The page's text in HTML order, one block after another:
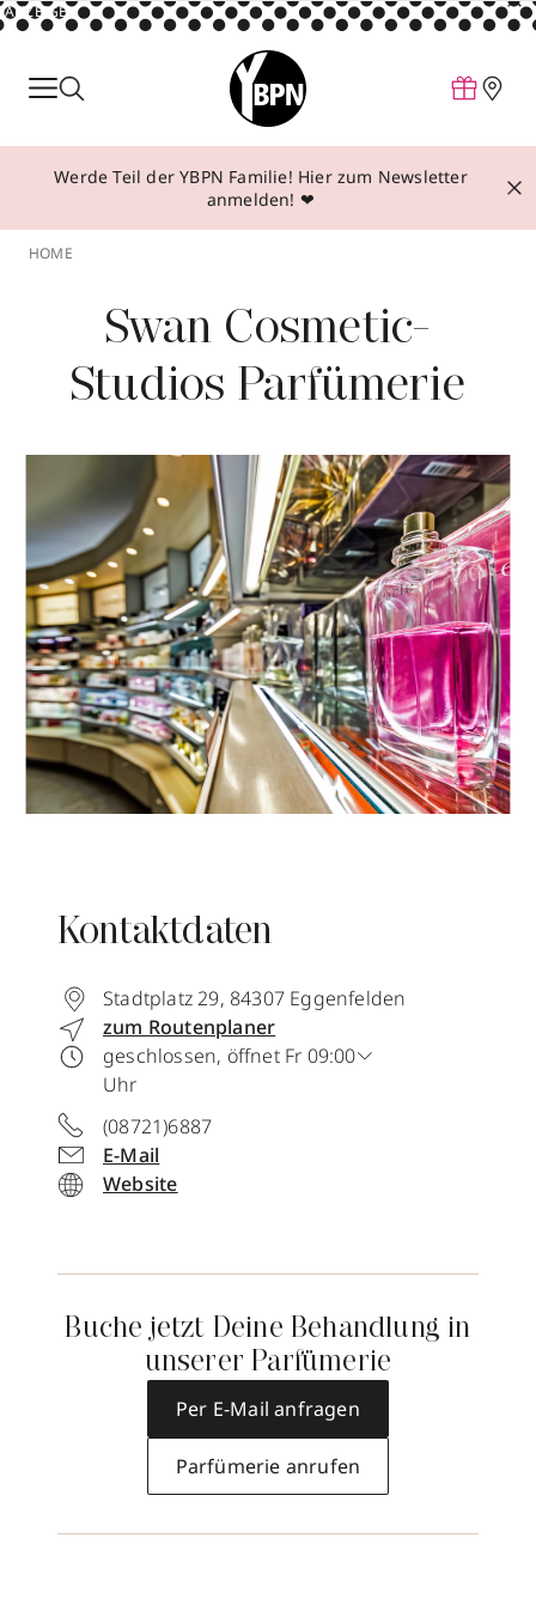
ANZEIGE
Parfum
Make-up
Behandlungen
Über YBPN
Aktionen
Werde Teil der YBPN Familie! Hier zum Newsletter
anmelden! ❤
HOME
Swan Cosmetic-
Studios Parfümerie
Kontaktdaten
Stadtplatz 29, 84307 Eggenfelden
zum Routenplaner
geschlossen, öffnet Fr 09:00
Uhr
(08721)6887
E-Mail
Website
Buche jetzt Deine Behandlung in
unserer Parfümerie
Per E-Mail anfragen
Parfümerie anrufen